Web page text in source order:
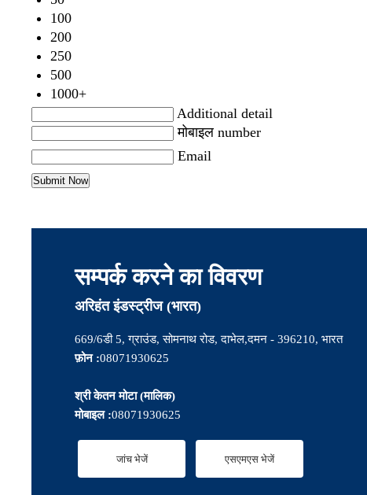
100
200
250
500
1000+
Additional detail
मोबाइल number
Email
सम्पर्क करने का विवरण
अरिहंत इंडस्ट्रीज (भारत)
669/6डी 5, ग्राउंड, सोमनाथ रोड, दाभेल,दमन - 396210, भारत
फ़ोन :08071930625
श्री केतन मोटा(मालिक)
मोबाइल :08071930625
जांच भेजें एसएमएस भेजें